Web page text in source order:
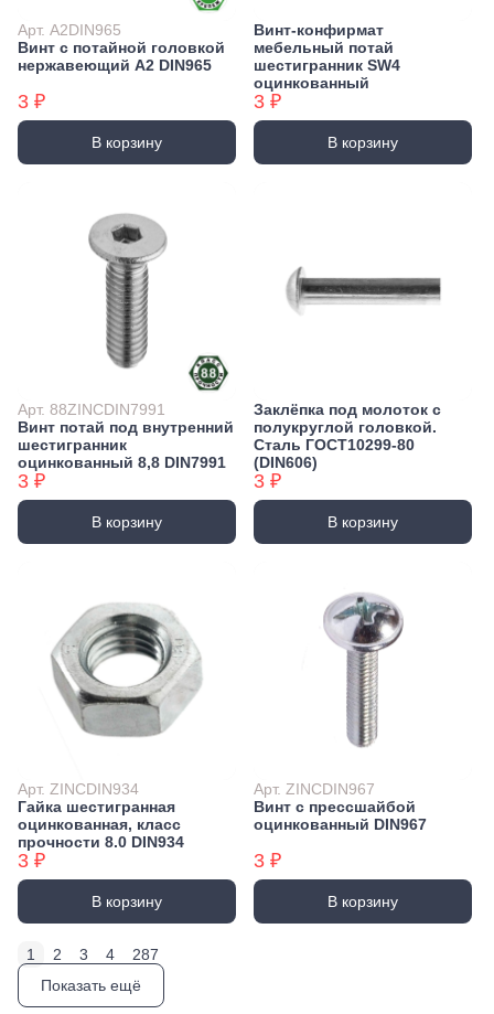
Арт. А2DIN965
Винт с потайной головкой
нержавеющий А2 DIN965
3 ₽
В корзину
Винт-конфирмат
мебельный потай
шестигранник SW4
оцинкованный
3 ₽
В корзину
Арт. 88ZINCDIN7991
Винт потай под внутренний
шестигранник
оцинкованный 8,8 DIN7991
3 ₽
В корзину
Заклёпка под молоток с
полукруглой головкой.
Сталь ГОСТ10299-80
(DIN606)
3 ₽
В корзину
Арт. ZINCDIN934
Гайка шестигранная
оцинкованная, класс
прочности 8.0 DIN934
3 ₽
В корзину
Арт. ZINCDIN967
Винт с прессшайбой
оцинкованный DIN967
3 ₽
В корзину
1 2 3 4
287
Показать ещё